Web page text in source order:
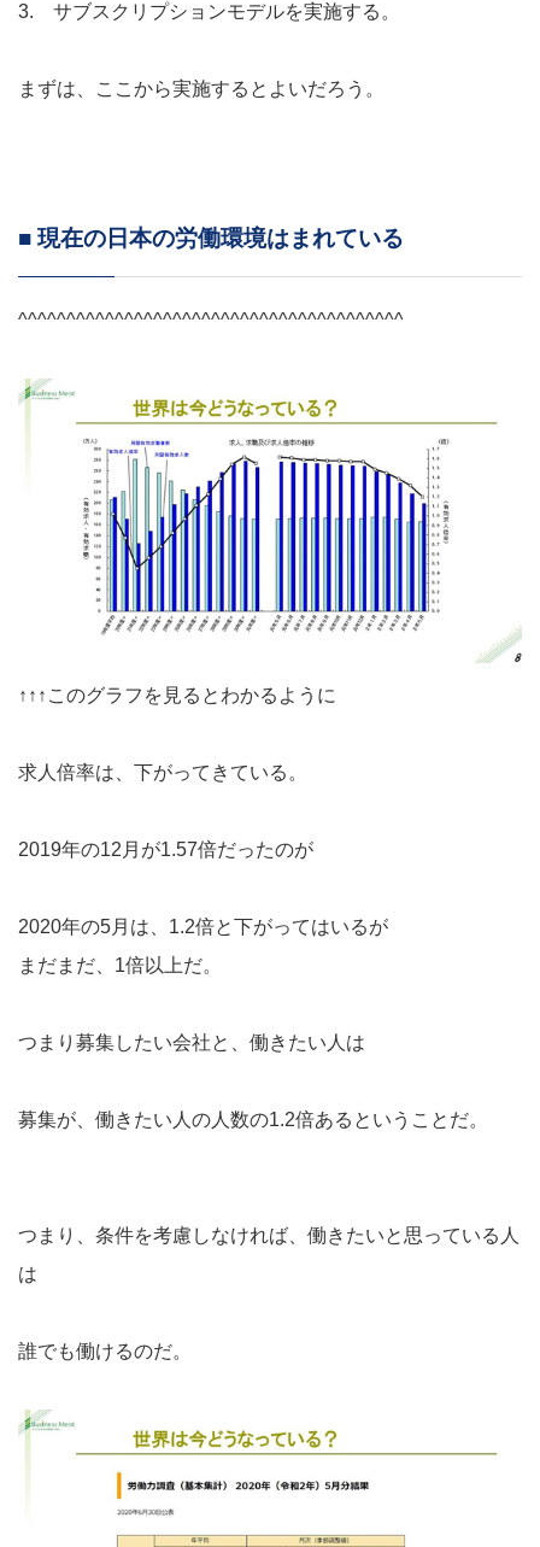
3. サブスクリプションモデルを実施する。
まずは、ここから実施するとよいだろう。
■ 現在の日本の労働環境はまれている
^^^^^^^^^^^^^^^^^^^^^^^^^^^^^^^^^^^^^^^^
↑↑↑このグラフを見るとわかるように
求人倍率は、下がってきている。
2019年の12月が1.57倍だったのが
2020年の5月は、1.2倍と下がってはいるが
まだまだ、1倍以上だ。
つまり募集したい会社と、働きたい人は
募集が、働きたい人の人数の1.2倍あるということだ。
つまり、条件を考慮しなければ、働きたいと思っている人
は
誰でも働けるのだ。